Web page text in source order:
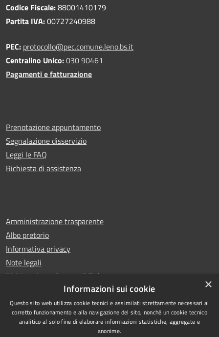
Codice Fiscale:88001410179
Partita IVA:00727240988
PEC: protocollo@pec.comune.leno.bs.it
Centralino Unico:030 90461
Pagamenti e fatturazione
Prenotazione appuntamento
Segnalazione disservizio
Leggi le FAQ
Richiesta di assistenza
Amministrazione trasparente
Albo pretorio
Informativa privacy
Note legali
Dichiarazione di accessibilità
RSS
Copyright © 2026 • Comune di
×
Informazioni sui cookie
Questo sito web utilizza cookie tecnici e assimilati strettamente necessari al
corretto funzionamento e alla navigazione del sito, nonché un cookie tecnico
analitico al solo fine di elaborare informazioni statistiche, aggregate e
anonime.